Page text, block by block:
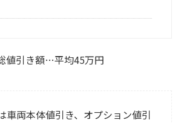
値引き額…平均45万円
車両本体値引き、オプション値引